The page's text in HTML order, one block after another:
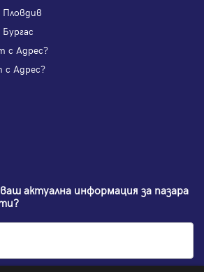
с Адрес?
Адрес?
актуална информация за пазара